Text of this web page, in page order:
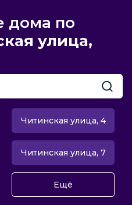
дома по
улица,
Читинская улица, 4
Читинская улица, 7
Ещё